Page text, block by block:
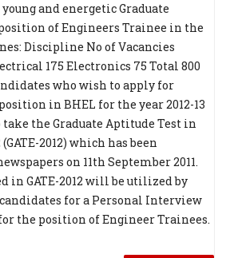
and energetic Graduate
of Engineers Trainee in the
Discipline No of Vacancies
175 Electronics 75 Total 800
who wish to apply for
in BHEL for the year 2012-13
the Graduate Aptitude Test in
2012) which has been
on 11th September 2011.
in GATE-2012 will be utilized by
for a Personal Interview
the position of Engineer Trainees.